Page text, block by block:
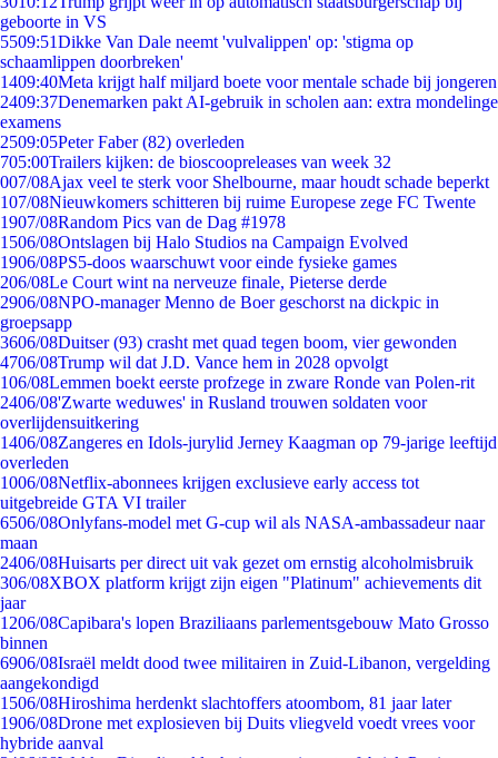
geboorte in VS
5509:51Dikke Van Dale neemt 'vulvalippen' op: 'stigma op
schaamlippen doorbreken'
1409:40Meta krijgt half miljard boete voor mentale schade bij jongeren
2409:37Denemarken pakt AI-gebruik in scholen aan: extra mondelinge
examens
2509:05Peter Faber (82) overleden
705:00Trailers kijken: de bioscoopreleases van week 32
007/08Ajax veel te sterk voor Shelbourne, maar houdt schade beperkt
107/08Nieuwkomers schitteren bij ruime Europese zege FC Twente
1907/08Random Pics van de Dag #1978
1506/08Ontslagen bij Halo Studios na Campaign Evolved
1906/08PS5-doos waarschuwt voor einde fysieke games
206/08Le Court wint na nerveuze finale, Pieterse derde
2906/08NPO-manager Menno de Boer geschorst na dickpic in
groepsapp
3606/08Duitser (93) crasht met quad tegen boom, vier gewonden
4706/08Trump wil dat J.D. Vance hem in 2028 opvolgt
106/08Lemmen boekt eerste profzege in zware Ronde van Polen-rit
2406/08'Zwarte weduwes' in Rusland trouwen soldaten voor
overlijdensuitkering
1406/08Zangeres en Idols-jurylid Jerney Kaagman op 79-jarige leeftijd
overleden
1006/08Netflix-abonnees krijgen exclusieve early access tot
uitgebreide GTA VI trailer
6506/08Onlyfans-model met G-cup wil als NASA-ambassadeur naar
maan
2406/08Huisarts per direct uit vak gezet om ernstig alcoholmisbruik
306/08XBOX platform krijgt zijn eigen "Platinum" achievements dit
jaar
1206/08Capibara's lopen Braziliaans parlementsgebouw Mato Grosso
binnen
6906/08Israël meldt dood twee militairen in Zuid-Libanon, vergelding
aangekondigd
1506/08Hiroshima herdenkt slachtoffers atoombom, 81 jaar later
1906/08Drone met explosieven bij Duits vliegveld voedt vrees voor
hybride aanval